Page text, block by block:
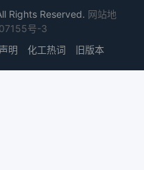
通过物理过滤拦截可
乳化油(粒径在
泥或细小的固体颗粒
Rights Reserved. 网站地
号-3
明 化工热词 旧版本